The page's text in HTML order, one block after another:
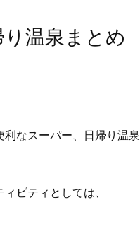
温泉まとめ
なスーパー、日帰り温泉
ビティとしては、